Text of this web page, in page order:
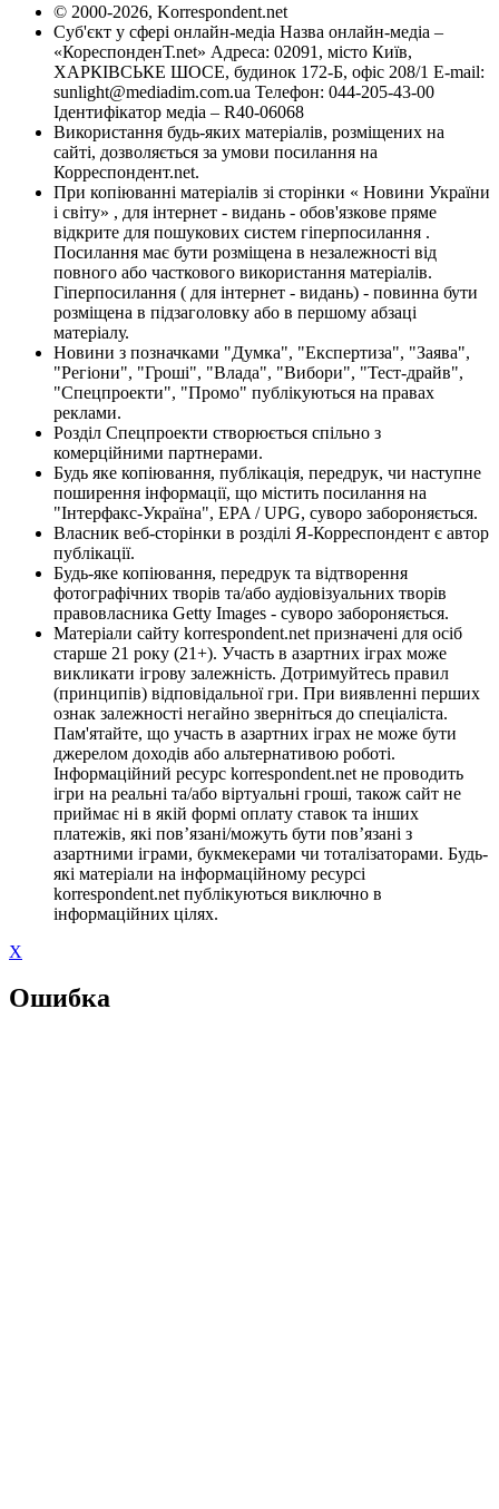
© 2000-2026, Korrespondent.net
Суб'єкт у сфері онлайн-медіа Назва онлайн-медіа –
«КореспонденТ.net» Адреса: 02091, місто Київ,
ХАРКІВСЬКЕ ШОСЕ, будинок 172-Б, офіс 208/1 E-mail:
sunlight@mediadim.com.ua Телефон: 044-205-43-00
Ідентифікатор медіа – R40-06068
Використання будь-яких матеріалів, розміщених на
сайті, дозволяється за умови посилання на
Корреспондент.net.
При копіюванні матеріалів зі сторінки « Новини України
і світу» , для інтернет - видань - обов'язкове пряме
відкрите для пошукових систем гіперпосилання .
Посилання має бути розміщена в незалежності від
повного або часткового використання матеріалів.
Гіперпосилання ( для інтернет - видань) - повинна бути
розміщена в підзаголовку або в першому абзаці
матеріалу.
Новини з позначками "Думка", "Експертиза", "Заява",
"Регіони", "Гроші", "Влада", "Вибори", "Тест-драйв",
"Спецпроекти", "Промо" публікуються на правах
реклами.
Розділ Спецпроекти створюється спільно з
комерційними партнерами.
Будь яке копіювання, публікація, передрук, чи наступне
поширення інформації, що містить посилання на
"Інтерфакс-Україна", EPA / UPG, суворо забороняється.
Власник веб-сторінки в розділі Я-Корреспондент є автор
публікації.
Будь-яке копіювання, передрук та відтворення
фотографічних творів та/або аудіовізуальних творів
правовласника Getty Images - суворо забороняється.
Матеріали сайту korrespondent.net призначені для осіб
старше 21 року (21+). Участь в азартних іграх може
викликати ігрову залежність. Дотримуйтесь правил
(принципів) відповідальної гри. При виявленні перших
ознак залежності негайно зверніться до спеціаліста.
Пам'ятайте, що участь в азартних іграх не може бути
джерелом доходів або альтернативою роботі.
Інформаційний ресурс korrespondent.net не проводить
ігри на реальні та/або віртуальні гроші, також сайт не
приймає ні в якій формі оплату ставок та інших
платежів, які пов’язані/можуть бути пов’язані з
азартними іграми, букмекерами чи тоталізаторами. Будь-
які матеріали на інформаційному ресурсі
korrespondent.net публікуються виключно в
інформаційних цілях.
X
Ошибка